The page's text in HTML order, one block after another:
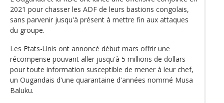
2021 pour chasser les ADF de leurs bastions congolais,
sans parvenir jusqu'à présent à mettre fin aux attaques
du groupe.
Les Etats-Unis ont annoncé début mars offrir une
récompense pouvant aller jusqu'à 5 millions de dollars
pour toute information susceptible de mener à leur chef,
un Ougandais d'une quarantaine d'années nommé Musa
Baluku.